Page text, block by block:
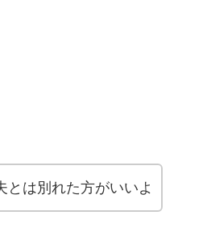
とは別れた方がいいよ